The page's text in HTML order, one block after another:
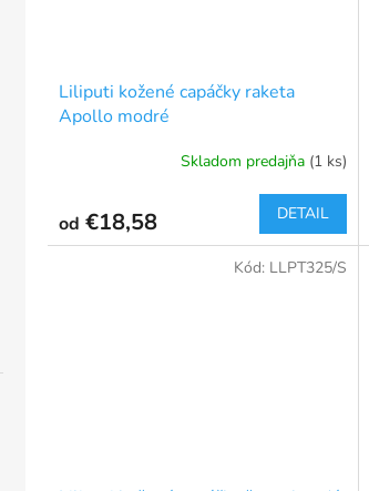
Liliputi kožené capáčky raketa
Apollo modré
Skladom predajňa (1 ks)
od €18,58 DETAIL
Kód: LLPT325/S